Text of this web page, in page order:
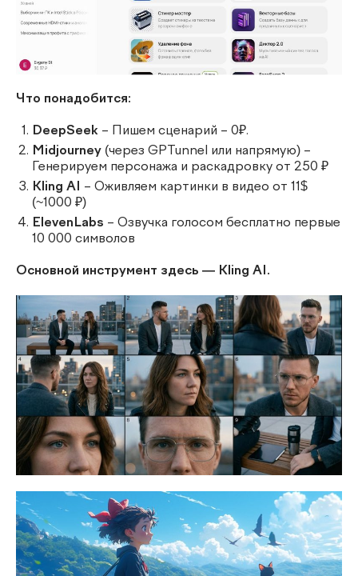
Что понадобится:
DeepSeek – Пишем сценарий – 0₽.
Midjourney (через GPTunnel или напрямую) –
Генерируем персонажа и раскадровку от 250 ₽
Kling AI
– Оживляем картинки в видео от 11$
(~1000 ₽)
ElevenLabs – Озвучка голосом бесплатно первые
10 000 символов
Основной инструмент здесь — Kling AI.